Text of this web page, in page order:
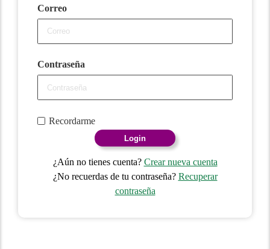
Correo
Contraseña
Recordarme
Login
¿Aún no tienes cuenta? Crear nueva cuenta
¿No recuerdas de tu contraseña? Recuperar
contraseña